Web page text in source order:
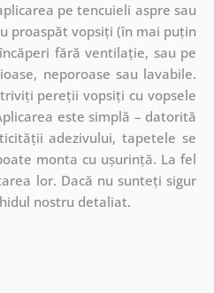
pe tencuieli aspre sau
proaspăt vopsiți (în mai puțin
fără ventilație, sau pe
neporoase sau lavabile.
pereții vopsiți cu vopsele
este simplă – datorită
adezivului, tapetele se
monta cu ușurință. La fel
lor. Dacă nu sunteți sigur
nostru detaliat.